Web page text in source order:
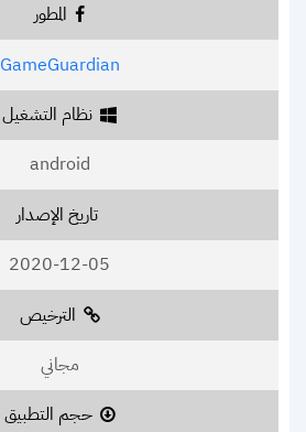
المطور
GameGuardian
نظام التشغيل
android
تاريخ الإصدار
2020-12-05
الترخيص
مجاني
حجم التطبيق